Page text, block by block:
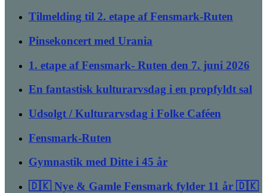
Tilmelding til 2. etape af Fensmark-Ruten
Pinsekoncert med Urania
1. etape af Fensmark- Ruten den 7. juni 2026
En fantastisk kulturarvsdag i en propfyldt sal
Udsolgt / Kulturarvsdag i Folke Caféen
Fensmark-Ruten
Gymnastik med Ditte i 45 år
🇩🇰 Nye & Gamle Fensmark fylder 11 år 🇩🇰